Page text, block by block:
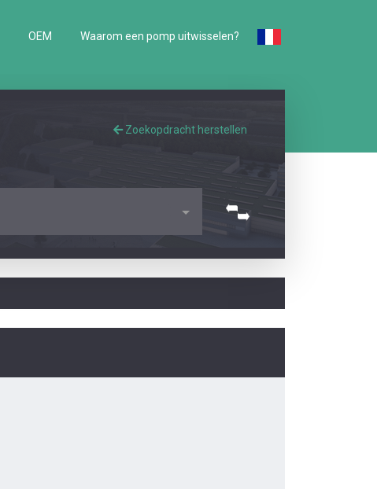
OEM Waarom een pomp uitwisselen?
Zoekopdracht herstellen